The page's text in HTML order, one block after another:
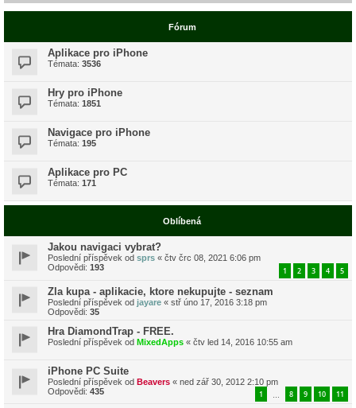
Fórum
Aplikace pro iPhone
Témata: 3536
Hry pro iPhone
Témata: 1851
Navigace pro iPhone
Témata: 195
Aplikace pro PC
Témata: 171
Oblíbená
Jakou navigaci vybrat?
Poslední příspěvek od sprs « čtv črc 08, 2021 6:06 pm
Odpovědi: 193 1 2 3 4 5
Zla kupa - aplikacie, ktore nekupujte - seznam
Poslední příspěvek od jayare « stř úno 17, 2016 3:18 pm
Odpovědi: 35
Hra DiamondTrap - FREE.
Poslední příspěvek od MixedApps « čtv led 14, 2016 10:55 am
iPhone PC Suite
Poslední příspěvek od Beavers « ned zář 30, 2012 2:10 pm
Odpovědi: 435 1 8 9 10 11